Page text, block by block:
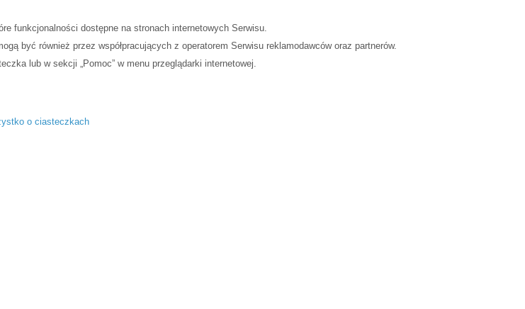
funkcjonalności dostępne na stronach internetowych Serwisu.
być również przez współpracujących z operatorem Serwisu reklamodawców oraz partnerów.
lub w sekcji „Pomoc” w menu przeglądarki internetowej.
o ciasteczkach